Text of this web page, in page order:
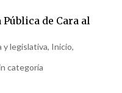
de Cara al
y legislativa, Inicio,
categoría